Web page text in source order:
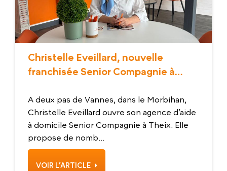
Christelle Eveillard, nouvelle
franchisée Senior Compagnie à
A deux pas de Vannes, dans le Morbihan,
Christelle Eveillard ouvre son agence d’aide
à domicile Senior Compagnie à Theix. Elle
propose de nomb...
VOIR L’ARTICLE